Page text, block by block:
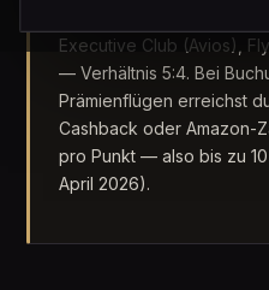
Executive Club (Avios),
— Verhältnis 5:4. Bei
Prämienflügen erreichst
Cashback oder Amazon-
pro Punkt — also bis zu
April 2026).